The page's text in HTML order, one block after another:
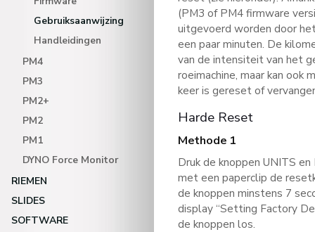
Gebruiksaanwijzing
Handleidingen
PM4
PM3
PM2+
PM2
PM1
DYNO Force Monitor
RIEMEN
SLIDES
SOFTWARE
(PM3 of PM4 firmware
uitgevoerd worden door
een paar minuten. De
van de intensiteit van het
roeimachine, maar kan ook
keer is gereset of
Harde Reset
Methode 1
Druk de knoppen UNITS
met een paperclip de
de knoppen minstens 7
display “Setting Factory
de knoppen los.